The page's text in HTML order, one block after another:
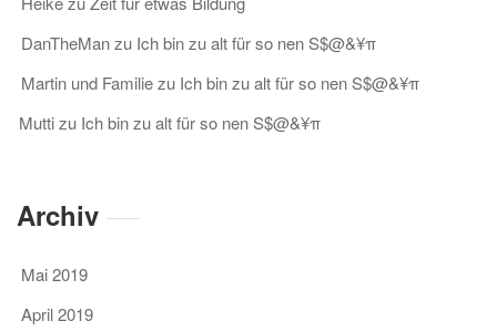
DanTheManzu Ich bin zu alt für so nen S$@&¥π
Martin und Familiezu Ich bin zu alt für so nen S$@&¥π
Muttizu Ich bin zu alt für so nen S$@&¥π
Archiv
Mai 2019
April 2019